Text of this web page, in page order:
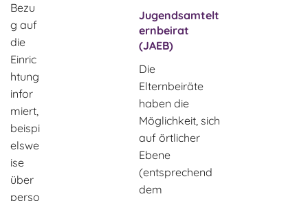
Bezu
g auf
die
Einric
htung
infor
miert,
beispi
elswe
ise
über
perso
Jugendsamtelt
ernbeirat
(JAEB)
Die
Elternbeiräte
haben die
Möglichkeit, sich
auf örtlicher
Ebene
(entsprechend
dem